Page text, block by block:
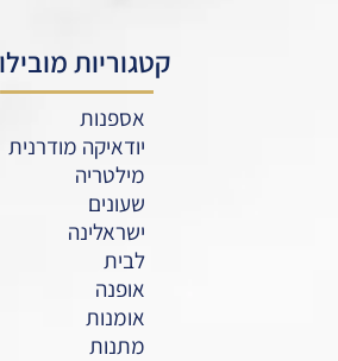
קטגוריות
אספנות
יודאיקה מודרנית
מילטריה
שעונים
ישראלינה
לבית
אופנה
אומנות
מתנות